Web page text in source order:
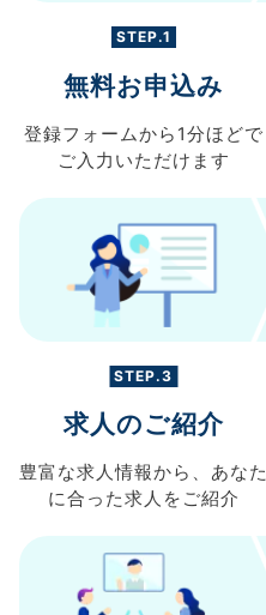
STEP.1
無料お申込み
登録フォームから 1分ほどで
ご入力 いただけます
STEP.3
求人のご紹介
豊富な求人情報から、 あなた
に合った求人を ご紹介